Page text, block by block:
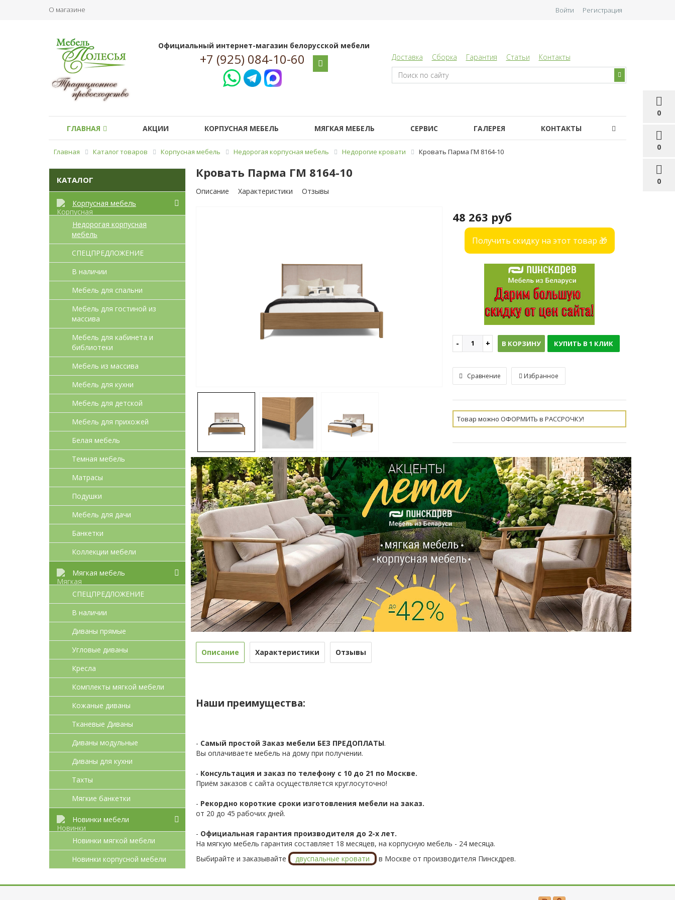
О магазине
0
0
0
Войти Регистрация
Официальный интернет-магазин белорусской мебели
+7 (925) 084-10-60 Доставка Сборка Гарантия Статьи Контакты
ГЛАВНАЯ АКЦИИ КОРПУСНАЯ МЕБЕЛЬ МЯГКАЯ МЕБЕЛЬ СЕРВИС ГАЛЕРЕЯ КОНТАКТЫ
Главная Каталог товаров Корпусная мебель Недорогая корпусная мебель Недорогие кровати Кровать Парма ГМ 8164-10
КАТАЛОГ
Корпусная мебель
Недорогая корпусная
мебель
СПЕЦПРЕДЛОЖЕНИЕ
В наличии
Мебель для спальни
Мебель для гостиной из
массива
Мебель для кабинета и
библиотеки
Мебель из массива
Мебель для кухни
Мебель для детcкой
Мебель для прихожей
Белая мебель
Темная мебель
Матрасы
Подушки
Мебель для дачи
Банкетки
Коллекции мебели
Мягкая мебель
СПЕЦПРЕДЛОЖЕНИЕ
В наличии
Диваны прямые
Угловые диваны
Кресла
Комплекты мягкой мебели
Кожаные диваны
Тканевые Диваны
Диваны модульные
Диваны для кухни
Тахты
Мягкие банкетки
Новинки мебели
Новинки мягкой мебели
Новинки корпусной мебели
Кровать Парма ГМ 8164-10
Описание Характеристики Отзывы
48 263 руб
Получить скидку на этот товар 🎁
В КОРЗИНУ КУПИТЬ В 1 КЛИК
Сравнение Избранное
Товар можно ОФОРМИТЬ в РАССРОЧКУ!
Описание Характеристики Отзывы
Наши преимущества:
- Самый простой Заказ мебели БЕЗ ПРЕДОПЛАТЫ.
Вы оплачиваете мебель на дому при получении.
- Консультация и заказ по телефону с 10 до 21 по Москве.
Приём заказов с сайта осуществляется круглосуточно!
- Рекордно короткие сроки изготовления мебели на заказ.
от 20 до 45 рабочих дней.
- Официальная гарантия производителя до 2-х лет.
На мягкую мебель гарантия составляет 18 месяцев, на корпусную мебель - 24 месяца.
Выбирайте и заказывайте
двуспальные кровати в Москве от производителя Пинскдрев.